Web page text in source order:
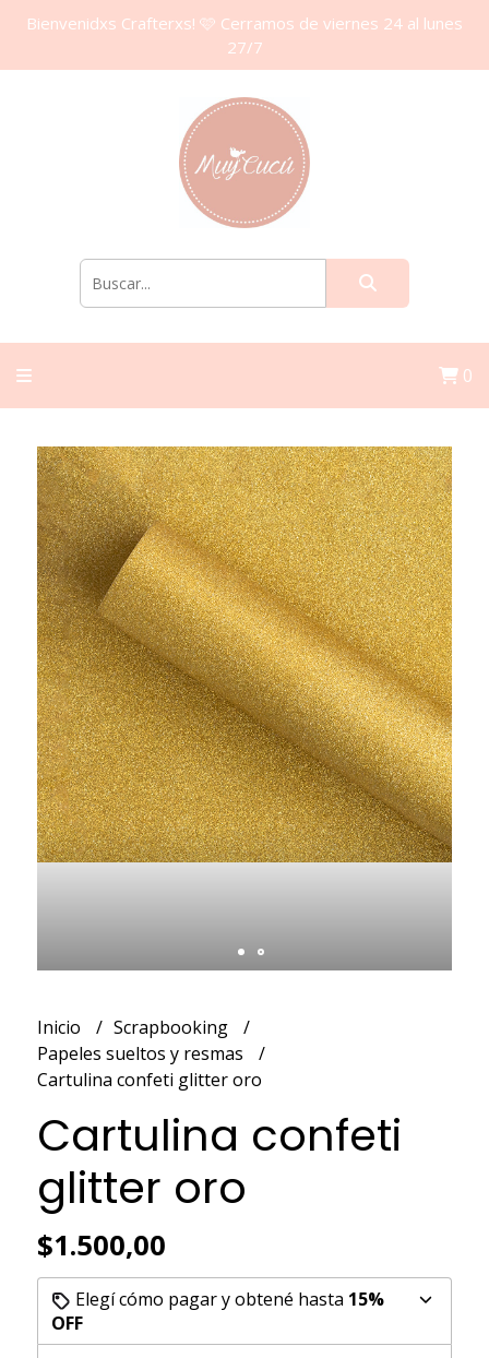
Bienvenidxs Crafterxs! 🩷 Cerramos de viernes 24 al lunes
27/7
0
Inicio
Scrapbooking
Papeles sueltos y resmas
Cartulina confeti glitter oro
Cartulina confeti
glitter oro
$1.500,00
Elegí cómo pagar y obtené hasta 15%
OFF